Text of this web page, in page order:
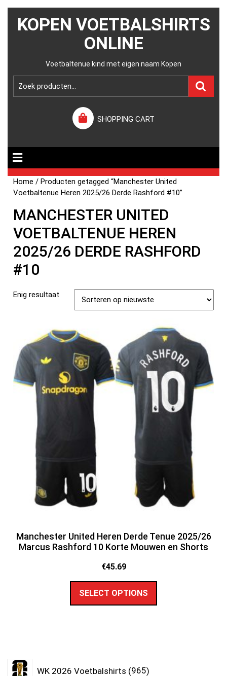
KOPEN VOETBALSHIRTS
ONLINE
Voetbaltenue kind met eigen naam Kopen
SHOPPING CART
Home / Producten getagged “Manchester United
Voetbaltenue Heren 2025/26 Derde Rashford #10”
MANCHESTER UNITED
VOETBALTENUE HEREN
2025/26 DERDE RASHFORD
#10
Enig resultaat
Manchester United Heren Derde Tenue 2025/26
Marcus Rashford 10 Korte Mouwen en Shorts
€45.69
SELECT OPTIONS
WK 2026 Voetbalshirts 965